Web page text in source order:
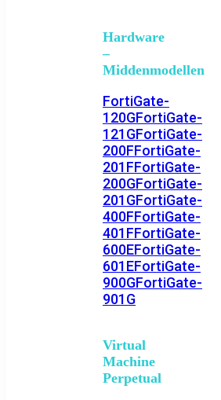
Hardware
–
Middenmodellen
FortiGate-
120GFortiGate-
121GFortiGate-
200FFortiGate-
201FFortiGate-
200GFortiGate-
201GFortiGate-
400FFortiGate-
401FFortiGate-
600EFortiGate-
601EFortiGate-
900GFortiGate-
901G
Virtual
Machine
Perpetual